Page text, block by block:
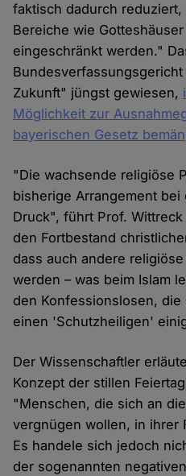
faktisch dadurch
Bereiche wie
eingeschränkt werden."
Zukunft" jüngst gewiesen,
Möglichkeit zur
bayerischen Gesetz
"Die wachsende religiöse
bisherige Arrangement
Druck", führt Prof.
den Fortbestand
dass auch andere
werden – was beim Islam
den Konfessionslosen,
einen 'Schutzheiligen'
Der Wissenschaftler
Konzept der stillen
"Menschen, die sich an
vergnügen wollen, in ihrer
Es handele sich jedoch
der sogenannten